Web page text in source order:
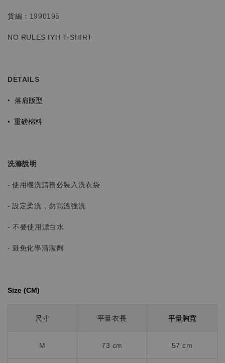
貨編：1990195
NO RULES IYH T-SHIRT
DETAILS
• 落肩版型
• 重磅棉料
洗滌說明
- 使用機洗請務必裝入洗衣袋
- 設定柔洗，勿高溫強洗
-不要使用漂白水
- 避免化學清潔劑
Size (CM)⁡⁡
尺寸 平量衣長 平量胸寬
M 73 cm 57 cm